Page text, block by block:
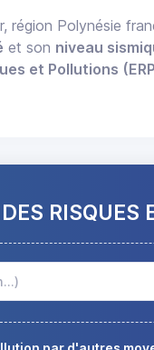
région Polynésie
et son niveau
et Pollutions
RISQUES